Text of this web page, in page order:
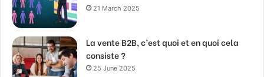
21 March 2025
La vente B2B, c’est quoi et en quoi cela
consiste ?
25 June 2025